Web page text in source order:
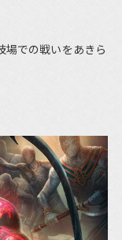
場での戦いをあきら